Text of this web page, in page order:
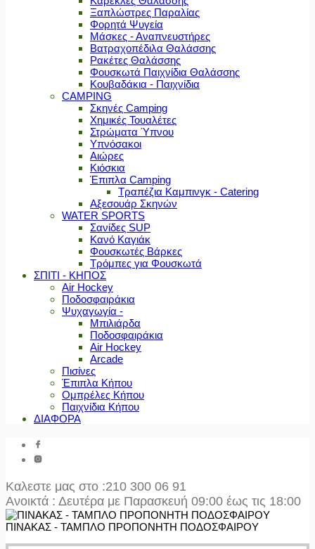
Ξαπλώστρες Παραλίας
Φορητά Ψυγεία
Μάσκες - Αναπνευστήρες
Βατραχοπέδιλα Θαλάσσης
Ρακέτες Θαλάσσης
Φουσκωτά Παιχνίδια Θαλάσσης
Κουβαδάκια - Παιχνίδια
CAMPING
Σκηνές Camping
Χημικές Τουαλέτες
Στρώματα Ύπνου
Υπνόσακοι
Αιώρες
Κιόσκια
Έπιπλα Camping
Τραπέζια Καμπινγκ - Catering
Αξεσουάρ Σκηνών
WATER SPORTS
Σανίδες SUP
Κανό Καγιάκ
Φουσκωτές Βάρκες
Τρόμπες για Φουσκωτά
ΣΠΙΤΙ - ΚΗΠΟΣ
Air Hockey
Ποδοσφαιράκια
Ψυχαγωγία -
Μπιλιάρδα
Ποδοσφαιράκια
Air Hockey
Arcade
Πισίνες
Έπιπλα Κήπου
Ομπρέλες Κήπου
Παιχνίδια Κήπου
ΔΙΑΦΟΡΑ
Καλεστε μας στο :210 300 06 91
Ανοικτά : Δευτέρα με Παρασκευή 09:00 έως τις 18:00
ΠΙΝΑΚΑΣ - ΤΑΜΠΛΟ ΠΡΟΠΟΝΗΤΗ ΠΟΔΟΣΦΑΙΡΟΥ